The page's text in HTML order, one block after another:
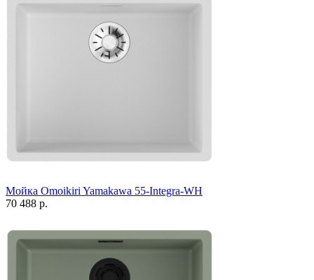
Мойка Omoikiri Yamakawa 55-Integra-WH
70 488 р.